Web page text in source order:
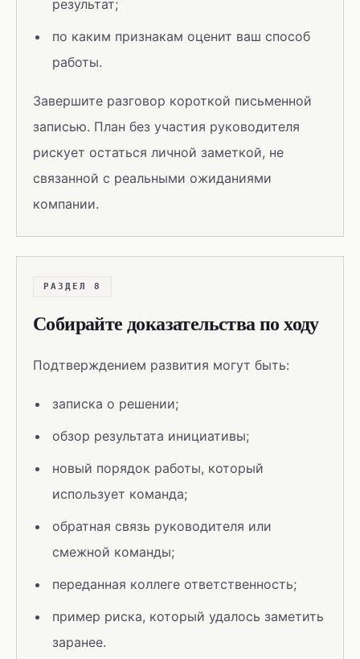
результат;
по каким признакам оценит ваш способ
работы.
Завершите разговор короткой письменной
записью. План без участия руководителя
рискует остаться личной заметкой, не
связанной с реальными ожиданиями
компании.
РАЗДЕЛ 8
Собирайте доказательства по ходу
Подтверждением развития могут быть:
записка о решении;
обзор результата инициативы;
новый порядок работы, который
использует команда;
обратная связь руководителя или
смежной команды;
переданная коллеге ответственность;
пример риска, который удалось заметить
заранее.